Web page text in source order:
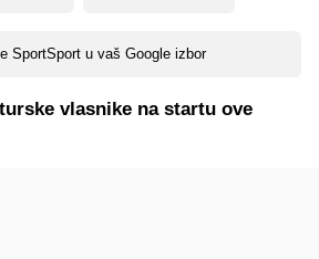
SportSport u vaš Google izbor
vlasnike na startu ove